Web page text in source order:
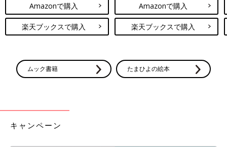
Amazonで購入
楽天ブックスで購入
Amazonで購入
楽天ブックスで購入
ムック書籍 たまひよの絵本
キャンペーン